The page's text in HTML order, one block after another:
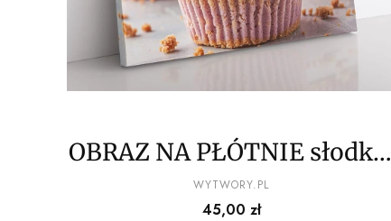
OBRAZ NA PŁÓTNIE słodkie
babeczki wz1
PRODUCENT
WYTWORY.PL
Cena
45,00 zł